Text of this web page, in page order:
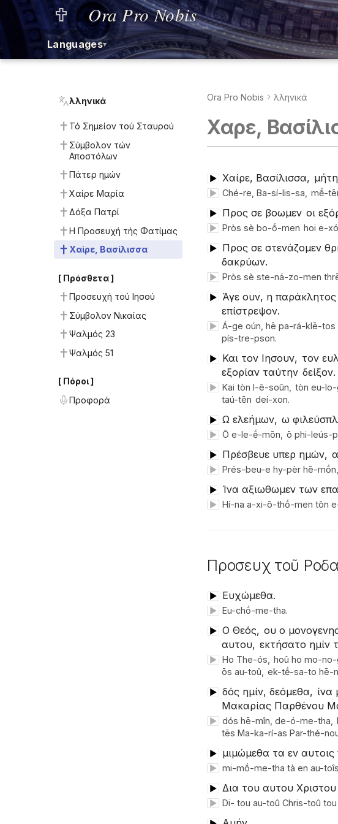
Ora Pro Nobis
Languages▾
Ἑλληνικά
Τό Σημείον τού Σταυρού
Σύμβολον τών
Αποστόλων
Πάτερ ημών
Χαίρε Μαρία
Δόξα Πατρί
Η Προσευχή τής Φατίμας
Χαίρε, Βασίλισσα
[ Πρόσθετα ]
Προσευχή τού Ιησού
Σύμβολον Νικαίας
Ψαλμός 23
Ψαλμός 51
[ Πόροι ]
Προφορά
Ora Pro Nobis Ἑλληνικά
Χαῖρε,
▶ Χαίρε, Βασίλισσα,
▶ Ché-re, Ba-sí-lis-sa, mḗ-
▶ Προς σε βοωμεν οι
▶ Pròs sè bo-ṓ-men hoi e-
▶ Προς σε στενάζομεν
δακρύων.
▶ Pròs sè ste-ná-zo-men
▶ Άγε ουν, η
επίστρεψον.
▶ Á-ge oún, hē pa-rá-klē-tos
pís-tre-pson.
▶ Και τον Ιησουν, τον
εξορίαν ταύτην δείξον.
▶ Kai tòn I-ē-soûn, tòn eu-
taú-tēn deí-xon.
▶ Ω ελεήμων, ω
▶ Ō e-le-ḗ-mōn, ō phi-leús-
▶ Πρέσβευε υπερ ημών,
▶ Prés-beu-e hy-pèr hē-mṓn,
▶ Ίνα αξιωθωμεν των
▶ Hí-na a-xi-ō-thṓ-men tōn
Προσευχὴ τοῦ
▶ Ευχώμεθα.
▶ Eu-chṓ-me-tha.
▶ Ο Θεός, ου ο
αυτου, εκτήσατο ημίν
▶ Ho The-ós, hoû ho mo-
ōs au-toû,
ek-tḗ-sa-to hē-
▶ δός ημίν, δεόμεθα, ίνα
Μακαρίας Παρθένου
▶ dós hē-mîn, de-ó-me-tha,
tēs Ma-ka-rí-as Par-thé-
▶ μιμώμεθα τα εν αυτοις
▶ mi-mṓ-me-tha tà en au-
▶ Δια του αυτου
▶ Di-ὰ tou au-toû Chris-toû